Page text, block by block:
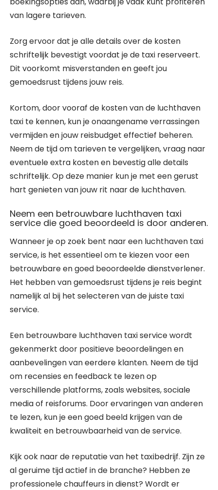
van lagere tarieven.
Zorg ervoor dat je alle details over de kosten
schriftelijk bevestigt voordat je de taxi reserveert.
Dit voorkomt misverstanden en geeft jou
gemoedsrust tijdens jouw reis.
Kortom, door vooraf de kosten van de luchthaven
taxi te kennen, kun je onaangename verrassingen
vermijden en jouw reisbudget effectief beheren.
Neem de tijd om tarieven te vergelijken, vraag naar
eventuele extra kosten en bevestig alle details
schriftelijk. Op deze manier kun je met een gerust
hart genieten van jouw rit naar de luchthaven.
Neem een betrouwbare luchthaven taxi
service die goed beoordeeld is door anderen.
Wanneer je op zoek bent naar een luchthaven taxi
service, is het essentieel om te kiezen voor een
betrouwbare en goed beoordeelde dienstverlener.
Het hebben van gemoedsrust tijdens je reis begint
namelijk al bij het selecteren van de juiste taxi
service.
Een betrouwbare luchthaven taxi service wordt
gekenmerkt door positieve beoordelingen en
aanbevelingen van eerdere klanten. Neem de tijd
om recensies en feedback te lezen op
verschillende platforms, zoals websites, sociale
media of reisforums. Door ervaringen van anderen
te lezen, kun je een goed beeld krijgen van de
kwaliteit en betrouwbaarheid van de service.
Kijk ook naar de reputatie van het taxibedrijf. Zijn ze
al geruime tijd actief in de branche? Hebben ze
professionele chauffeurs in dienst? Wordt er